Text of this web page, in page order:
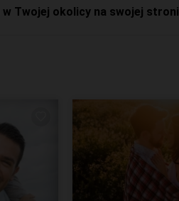
Twojej okolicy na swojej